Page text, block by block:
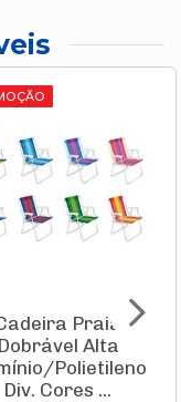
Praia
Dobrável Alta
Polietileno
Div. Cores ...